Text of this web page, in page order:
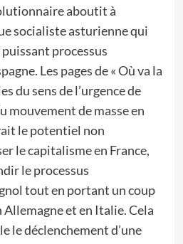
aboutit à
socialiste asturienne qui
processus
Les pages de « Où va la
du sens de l’urgence de
mouvement de masse en
le potentiel non
le capitalisme en France,
le processus
tout en portant un coup
Allemagne et en Italie. Cela
le déclenchement d’une